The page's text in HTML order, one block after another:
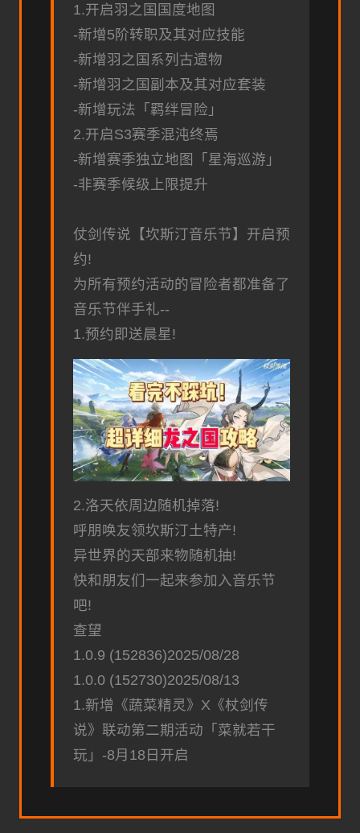
1.开启羽之国国度地图
-新增5阶转职及其对应技能
-新增羽之国系列古遗物
-新增羽之国副本及其对应套装
-新增玩法「羁绊冒险」
2.开启S3赛季混沌终焉
-新增赛季独立地图「星海巡游」
-非赛季候级上限提升
仗剑传说【坎斯汀音乐节】开启预
约!
为所有预约活动的冒险者都准备了
音乐节伴手礼--
1.预约即送晨星!
2.洛天依周边随机掉落!
呼朋唤友领坎斯汀土特产!
异世界的天部来物随机抽!
快和朋友们一起来参加入音乐节
吧!
查望
1.0.9 (152836)2025/08/28
1.0.0 (152730)2025/08/13
1.新增《蔬菜精灵》X《杖剑传
说》联动第二期活动「菜就若干
玩」-8月18日开启